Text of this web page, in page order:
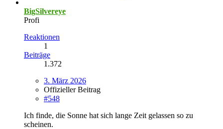
BigSilvereye
Profi
Reaktionen
1
Beiträge
1.372
3. März 2026
Offizieller Beitrag
#548
Ich finde, die Sonne hat sich lange Zeit gelassen so zu
scheinen.